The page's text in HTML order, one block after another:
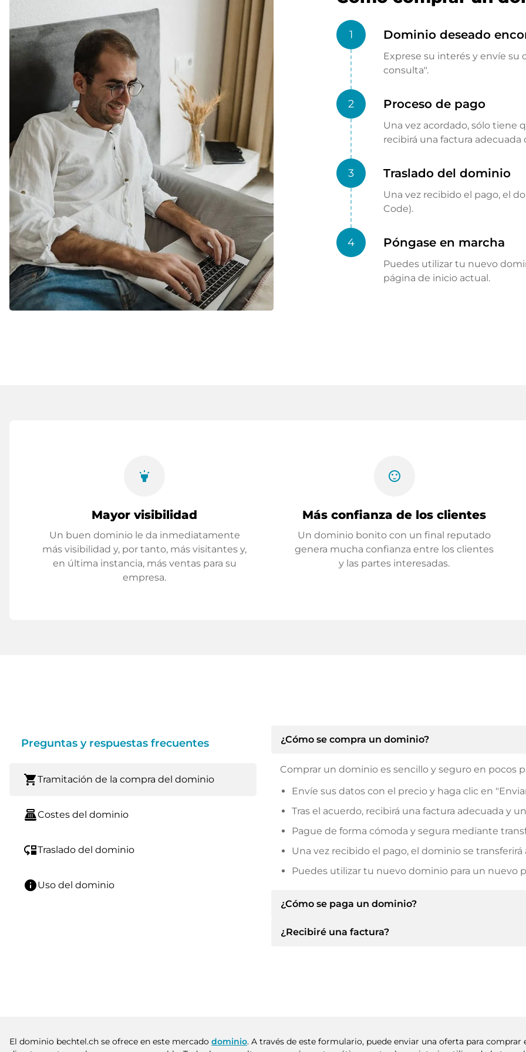
1 Dominio deseado
Exprese su interés y envíe
consulta".
2 Proceso de pago
Una vez acordado, sólo tiene
recibirá una factura
3 Traslado del dominio
Una vez recibido el pago, el
Code).
4 Póngase en marcha
Puedes utilizar tu nuevo
página de inicio actual.
highlight
Mayor visibilidad
Un buen dominio le da inmediatamente
más visibilidad y, por tanto, más visitantes y,
en última instancia, más ventas para su
empresa.
sentiment_satisfied
Más confianza de los clientes
Un dominio bonito con un final reputado
genera mucha confianza entre los clientes
y las partes interesadas.
Preguntas y respuestas frecuentes
shopping_cartTramitación de la compra del dominio
point_of_saleCostes del dominio
move_downTraslado del dominio
infoUso del dominio
¿Cómo se compra un dominio?
Comprar un dominio es sencillo y seguro en pocos
Envíe sus datos con el precio y haga clic en
Tras el acuerdo, recibirá una factura adecuada y
Pague de forma cómoda y segura mediante
Una vez recibido el pago, el dominio se
Puedes utilizar tu nuevo dominio para un nuevo
¿Cómo se paga un dominio?
Tras llegar a un acuerdo, el propietario le informará
¿Recibiré una factura?
El dominio bechtel.ch se ofrece en este mercado dominio. A través de este formulario, puede enviar una oferta para